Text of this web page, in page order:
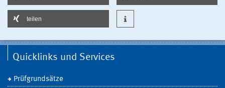
teilen
Quicklinks und Services
Prüfgrundsätze